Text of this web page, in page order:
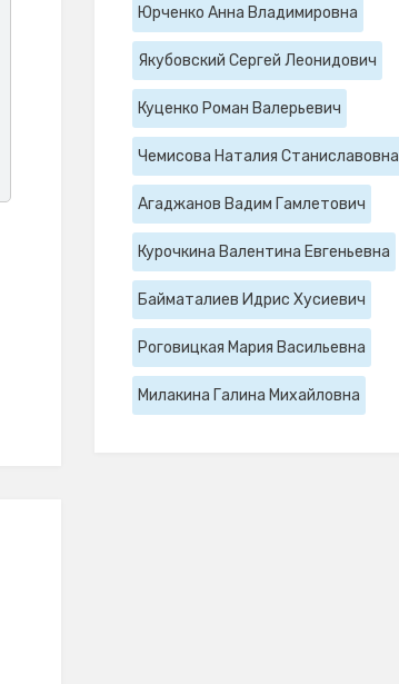
Юрченко Анна Владимировна
Якубовский Сергей Леонидович
Куценко Роман Валерьевич
Чемисова Наталия Станиславовна
Агаджанов Вадим Гамлетович
Курочкина Валентина Евгеньевна
Байматалиев Идрис Хусиевич
Роговицкая Мария Васильевна
Милакина Галина Михайловна